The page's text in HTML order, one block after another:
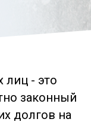
лиц - это
законный
долгов на